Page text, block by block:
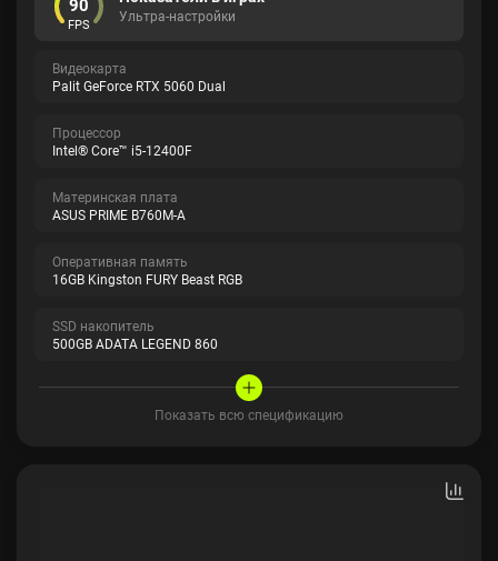
FPS Ультра-настройки
Видеокарта
Palit GeForce RTX 5060 Dual
Процессор
Intel® Core™ i5-12400F
Материнская плата
ASUS PRIME B760M-A
Оперативная память
16GB Kingston FURY Beast RGB
SSD накопитель
500GB ADATA LEGEND 860
Показать всю спецификацию